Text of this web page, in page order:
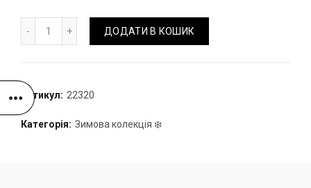
ДОДАТИ В КОШИК
Артикул: 22320
Категорія: Зимова колекція ❄️